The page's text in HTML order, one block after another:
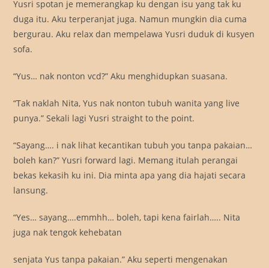
Yusri spotan je memerangkap ku dengan isu yang tak ku
duga itu. Aku terperanjat juga. Namun mungkin dia cuma
bergurau. Aku relax dan mempelawa Yusri duduk di kusyen
sofa.
“Yus… nak nonton vcd?” Aku menghidupkan suasana.
“Tak naklah Nita, Yus nak nonton tubuh wanita yang live
punya.” Sekali lagi Yusri straight to the point.
“Sayang…. i nak lihat kecantikan tubuh you tanpa pakaian…
boleh kan?” Yusri forward lagi. Memang itulah perangai
bekas kekasih ku ini. Dia minta apa yang dia hajati secara
lansung.
“Yes… sayang….emmhh… boleh, tapi kena fairlah….. Nita
juga nak tengok kehebatan
senjata Yus tanpa pakaian.” Aku seperti mengenakan